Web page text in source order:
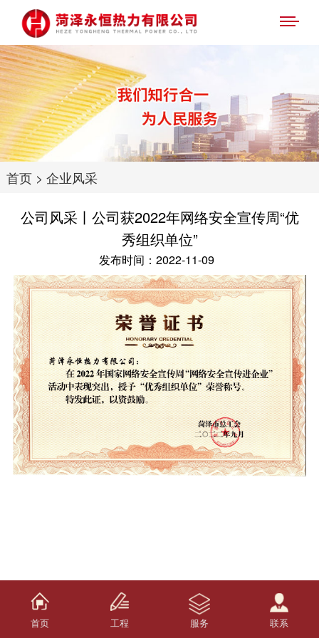
首页> 企业风采
公司风采丨公司获2022年网络安全宣传周“优
秀组织单位”
发布时间：2022-11-09
首页 工程 服务 联系